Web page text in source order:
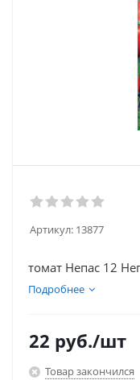
Артикул: 13877
томат Непас 12
Подробнее
22 руб./шт
Товар закончился